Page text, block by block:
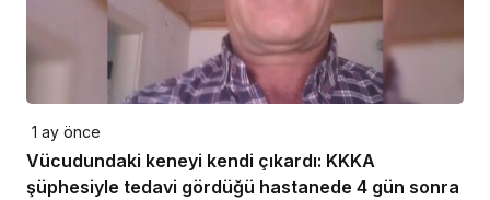
1 ay önce
Vücudundaki keneyi kendi çıkardı: KKKA
şüphesiyle tedavi gördüğü hastanede 4 gün sonra